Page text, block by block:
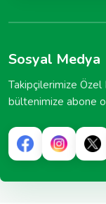
Sosyal Medya
Takipçilerimize Özel
bültenimize abone